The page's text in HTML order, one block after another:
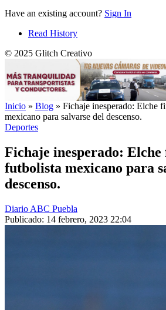
Have an existing account? Sign In
Read History
© 2025 Glitch Creativo
Inicio » Blog » Fichaje inesperado: Elche
mexicano para salvarse del descenso.
Deportes
Fichaje inesperado:
futbolista mexicano para
descenso.
Diario ABC Puebla
Publicado: 14 febrero, 2023 22:04